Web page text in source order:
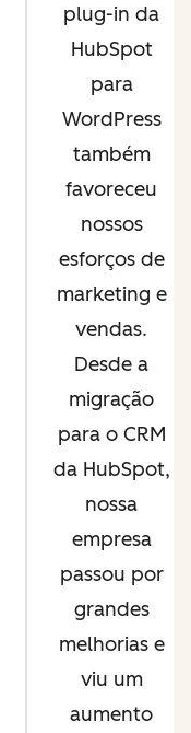
plug-in da
HubSpot
para
WordPress
também
favoreceu
nossos
esforços de
marketing e
vendas.
Desde a
migração
para o CRM
da HubSpot,
nossa
empresa
passou por
grandes
melhorias e
viu um
aumento